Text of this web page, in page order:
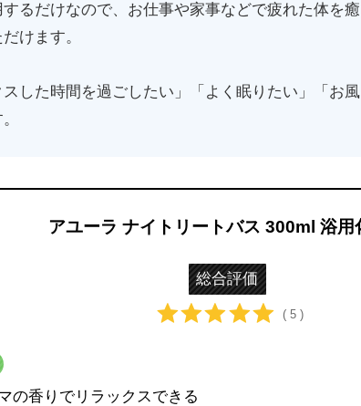
るだけなので、お仕事や家事などで疲れた体を
けます。
スした時間を過ごしたい」「よく眠りたい」「お
アユーラ ナイトリートバス 300ml 浴用
総合評価
( 5 )
の香りでリラックスできる